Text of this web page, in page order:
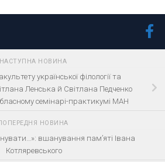
НАСТУПНА НОВИНА
української філології та
Ленська й Світлана Педченко
семінарі-практикумі МАН
НОВИНА
вшанування пам’яті Івана
Котляревського